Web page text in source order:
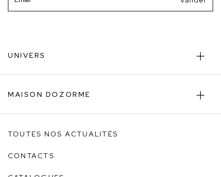
UNIVERS
MAISON DOZORME
TOUTES NOS ACTUALITÉS
CONTACTS